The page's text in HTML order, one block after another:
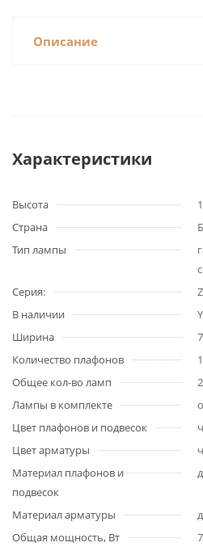
Описание
Характеристики
Высота
Страна
Тип лампы
Серия:
В наличии
Y
Ширина
Количество плафонов
1
Общее кол-во ламп
2
Лампы в комплекте
Цвет плафонов и подвесок
Цвет арматуры
Материал плафонов и
подвесок
Материал арматуры
Общая мощность, Вт